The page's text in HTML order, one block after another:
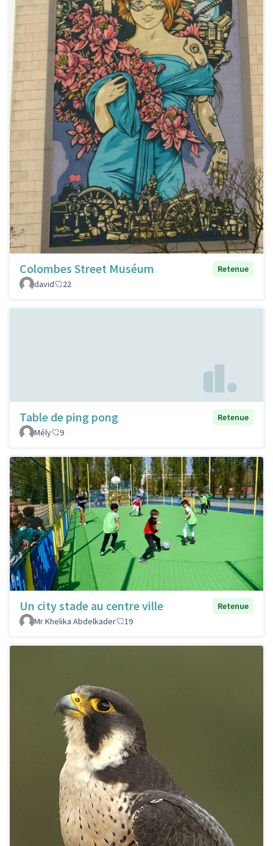
Colombes Street Muséum
Retenue
david
22
Table de ping pong
Retenue
Mély
9
Un city stade au centre ville
Retenue
Mr Khelika Abdelkader
19